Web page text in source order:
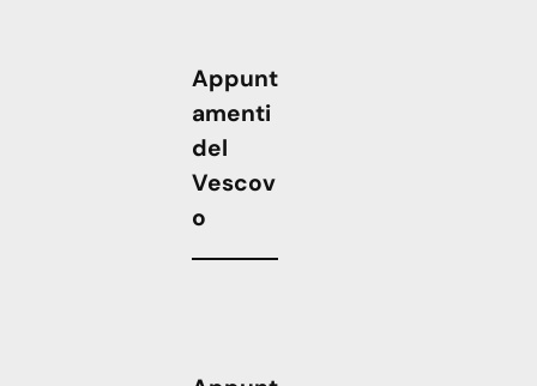
Appunt
amenti
del
Vescov
o